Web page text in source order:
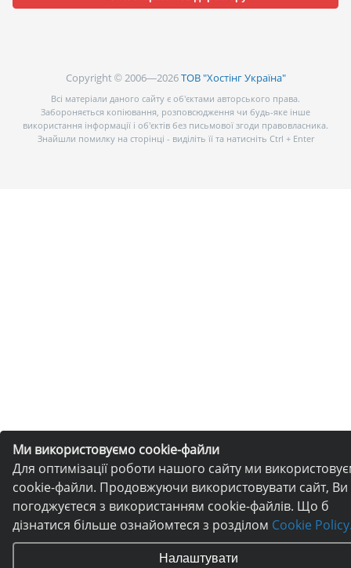
Ми використовуємо cookie-файли
Для оптимізації роботи нашого сайту ми
cookie-файли. Продовжуючи використовувати сайт, Ви
погоджуєтеся з використанням cookie-файлів. Що б
дізнатися більше ознайомтеся з розділом Cookie
Налаштувати
Copyright © 2006—2026ТОВ "Хостінг Україна"
Всі матеріали даного сайту є об’єктами авторського права.
Забороняється копіювання, розповсюдження чи будь-яке інше
використання інформації і об’єктів без письмової згоди правовласника.
Знайшли помилку на сторінці - виділіть її та натисніть Ctrl + Enter